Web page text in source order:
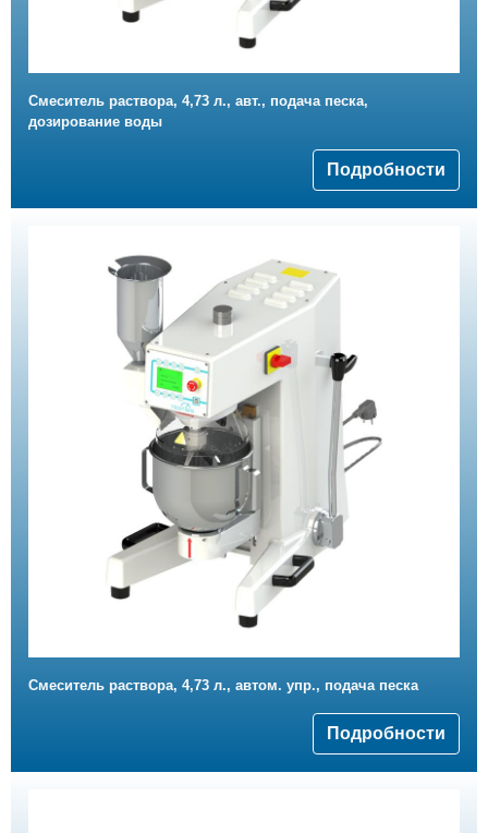
Смеситель раствора, 4,73 л., авт., подача песка,
дозирование воды
Подробности
Смеситель раствора, 4,73 л., автом. упр., подача песка
Подробности